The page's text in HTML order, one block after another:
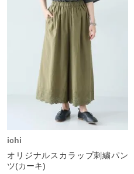
ichi
オリジナルスカラップ刺繍パン
ツ(カーキ)